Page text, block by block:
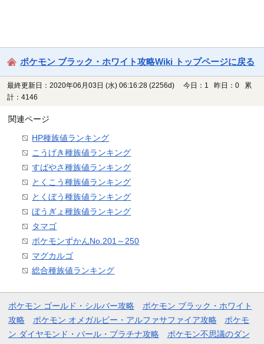
ポケモン ブラック・ホワイト攻略Wiki トップページに戻る
最終更新日：2020年06月03日 (水) 06:16:28 (2256d)
今日：1 昨日：0 累
計：4146
関連ページ
HP種族値ランキング
こうげき種族値ランキング
すばやさ種族値ランキング
とくこう種族値ランキング
とくぼう種族値ランキング
ぼうぎょ種族値ランキング
タマゴ
ポケモンずかんNo.201～250
マグカルゴ
総合種族値ランキング
ポケモン ゴールド・シルバー攻略
ポケモン ブラック・ホワイト
攻略
ポケモン オメガルビー・アルファサファイア攻略
ポケモ
ン ダイヤモンド・パール・プラチナ攻略
ポケモン不思議のダン